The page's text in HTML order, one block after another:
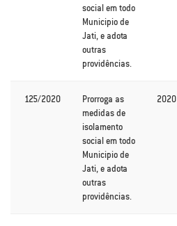
social em todo
Municipio de
Jati, e adota
outras
providências.
125/2020
Prorroga as
medidas de
isolamento
social em todo
Municipio de
Jati, e adota
outras
providências.
2020